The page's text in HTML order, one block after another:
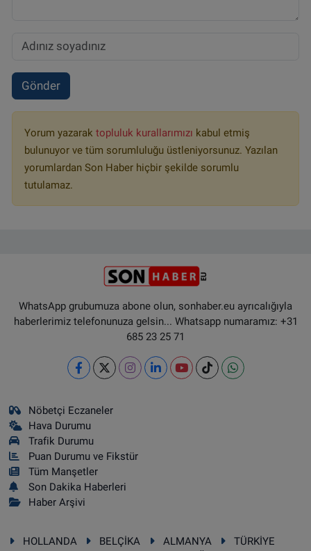
Gönder
Yorum yazarak topluluk kurallarımızı kabul etmiş
bulunuyor ve tüm sorumluluğu üstleniyorsunuz. Yazılan
yorumlardan Son Haber hiçbir şekilde sorumlu
tutulamaz.
WhatsApp grubumuza abone olun, sonhaber.eu ayrıcalığıyla
haberlerimiz telefonunuza gelsin... Whatsapp numaramız: +31
685 23 25 71
Nöbetçi Eczaneler
Hava Durumu
Trafik Durumu
Puan Durumu ve Fikstür
Tüm Manşetler
Son Dakika Haberleri
Haber Arşivi
HOLLANDA BELÇİKA ALMANYA
TÜRKİYE